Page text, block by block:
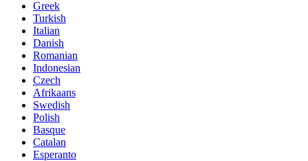
Greek
Turkish
Italian
Danish
Romanian
Indonesian
Czech
Afrikaans
Swedish
Polish
Basque
Catalan
Esperanto